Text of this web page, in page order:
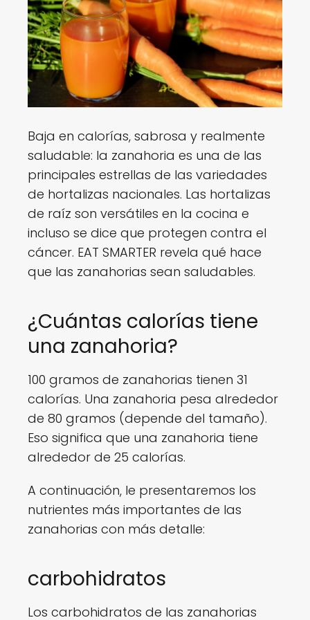
Baja en calorías, sabrosa y realmente
saludable: la zanahoria es una de las
principales estrellas de las variedades
de hortalizas nacionales. Las hortalizas
de raíz son versátiles en la cocina e
incluso se dice que protegen contra el
cáncer. EAT SMARTER revela qué hace
que las zanahorias sean saludables.
¿Cuántas calorías tiene
una zanahoria?
100 gramos de zanahorias tienen 31
calorías. Una zanahoria pesa alrededor
de 80 gramos (depende del tamaño).
Eso significa que una zanahoria tiene
alrededor de 25 calorías.
A continuación, le presentaremos los
nutrientes más importantes de las
zanahorias con más detalle:
carbohidratos
Los carbohidratos de las zanahorias